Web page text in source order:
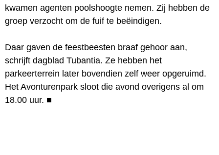
kwamen agenten poolshoogte nemen. Zij hebben de
groep verzocht om de fuif te beëindigen.
Daar gaven de feestbeesten braaf gehoor aan,
schrijft dagblad Tubantia. Ze hebben het
parkeerterrein later bovendien zelf weer opgeruimd.
Het Avonturenpark sloot die avond overigens al om
18.00 uur. ■